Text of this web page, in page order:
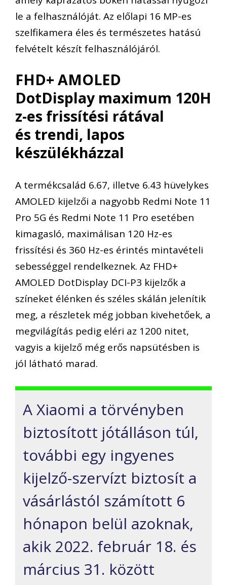
le a felhasználóját. Az előlapi 16 MP-es
szelfikamera éles és természetes hatású
felvételt készít felhasználójáról.
FHD+ AMOLED
DotDisplay maximum 120H
z-es frissítési rátával
és trendi, lapos
készülékházzal
A termékcsalád 6.67, illetve 6.43 hüvelykes
AMOLED kijelzői a nagyobb Redmi Note 11
Pro 5G és Redmi Note 11 Pro esetében
kimagasló, maximálisan 120 Hz-es
frissítési és 360 Hz-es érintés mintavételi
sebességgel rendelkeznek. Az FHD+
AMOLED DotDisplay DCI-P3 kijelzők a
színeket élénken és széles skálán jelenítik
meg, a részletek még jobban kivehetőek, a
megvilágítás pedig eléri az 1200 nitet,
vagyis a kijelző még erős napsütésben is
jól látható marad.
A Xiaomi a törvényben
biztosított jótálláson túl,
további egy ingyenes
kijelző-szervízt biztosít a
vásárlástól számított 6
hónapon belül azoknak,
akik 2022. február 18. és
március 31. között